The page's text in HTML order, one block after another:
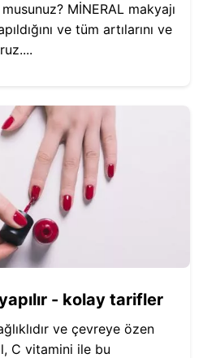
MİNERAL makyajı
ve tüm artılarını ve
- kolay tarifler
ve çevreye özen
C vitamini ile bu